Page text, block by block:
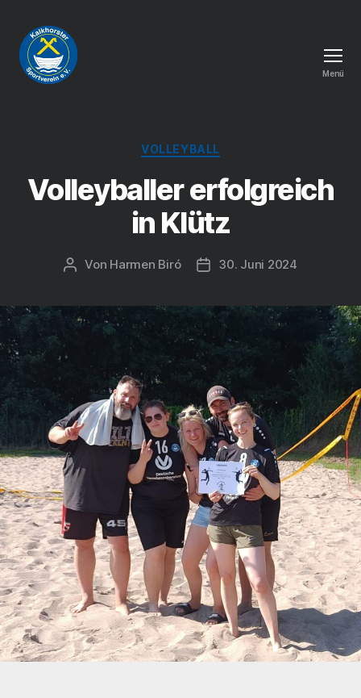
Menü
Kategorien
VOLLEYBALL
Volleyballer erfolgreich
in Klütz
Beitragsautor
Von Harmen Biró Veröffentlichungsdatum
30. Juni 2024